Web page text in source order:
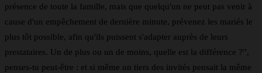
présence de toute la famille, mais que quelqu'un ne peut pas venir à
cause d'un empêchement de dernière minute, prévenez les mariés le
plus tôt possible, afin qu'ils puissent s'adapter auprès de leurs
prestataires. Un de plus ou un de moins, quelle est la différence ?”,
penses-tu peut-être : et si même un tiers des invités pensait la même